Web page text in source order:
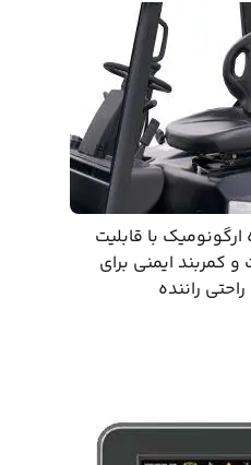
با قابلیت
کمربند ایمنی برای
راننده